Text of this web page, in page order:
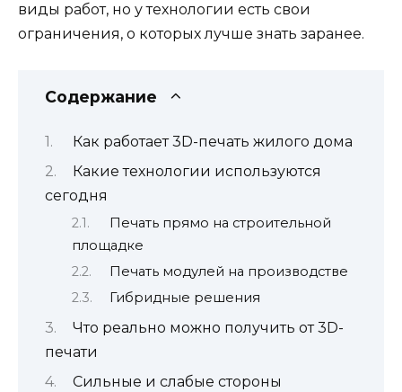
виды работ, но у технологии есть свои
ограничения, о которых лучше знать заранее.
Содержание
Как работает 3D-печать жилого дома
Какие технологии используются
сегодня
Печать прямо на строительной
площадке
Печать модулей на производстве
Гибридные решения
Что реально можно получить от 3D-
печати
Сильные и слабые стороны